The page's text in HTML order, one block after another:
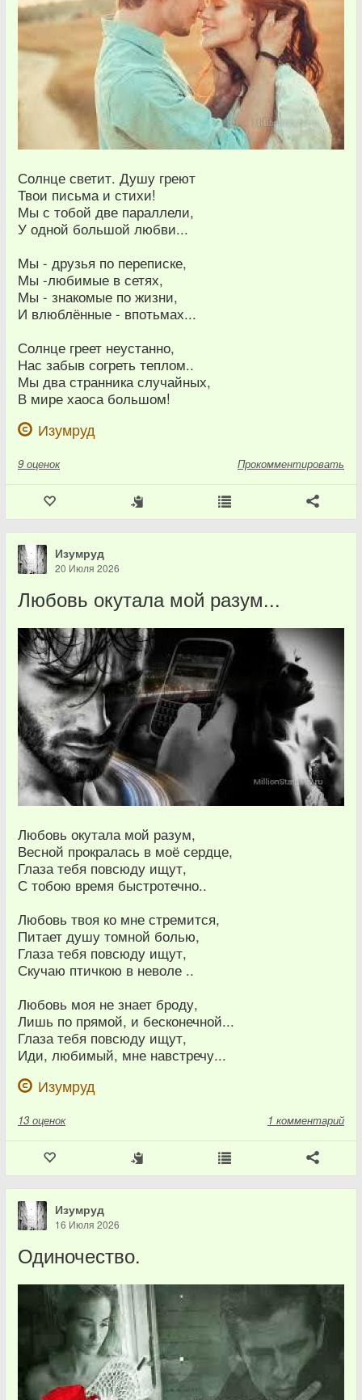
Солнце светит. Душу греют
Твои письма и стихи!
Мы с тобой две параллели,
У одной большой любви...
Мы - друзья по переписке,
Мы -любимые в сетях,
Мы - знакомые по жизни,
И влюблённые - впотьмах...
Солнце греет неустанно,
Нас забыв согреть теплом..
Мы два странника случайных,
В мире хаоса большом!
Изумруд
9 оценок Прокомментировать
Изумруд
20 Июля 2026
Любовь окутала мой разум...
Любовь окутала мой разум,
Весной прокралась в моё сердце,
Глаза тебя повсюду ищут,
С тобою время быстротечно..
Любовь твоя ко мне стремится,
Питает душу томной болью,
Глаза тебя повсюду ищут,
Скучаю птичкою в неволе ..
Любовь моя не знает броду,
Лишь по прямой, и бесконечной...
Глаза тебя повсюду ищут,
Иди, любимый, мне навстречу...
Изумруд
13 оценок 1 комментарий
Изумруд
16 Июля 2026
Одиночество.